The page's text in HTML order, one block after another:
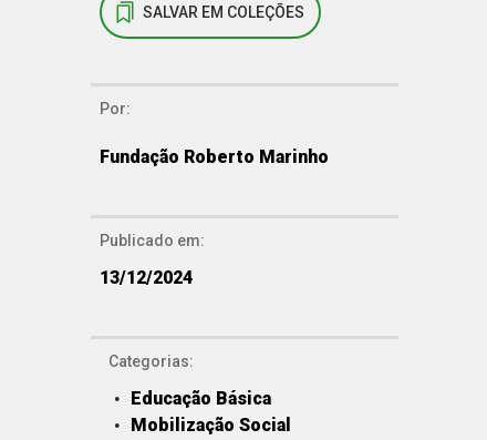
SALVAR EM COLEÇÕES
Por:
Fundação Roberto Marinho
Publicado em:
13/12/2024
Categorias:
Educação Básica
Mobilização Social